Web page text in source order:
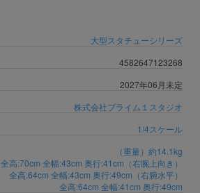
大型スタチューシリーズ
4582647123268
2027年06月未定
株式会社プライム１スタジオ
1/4スケール
（重量）約14.1kg
全高:70cm 全幅:43cm 奥行:41cm（右腕上向き）
全高:64cm 全幅:43cm 奥行:49cm（右腕水平）
全高:64cm 全幅:41cm 奥行:49cm